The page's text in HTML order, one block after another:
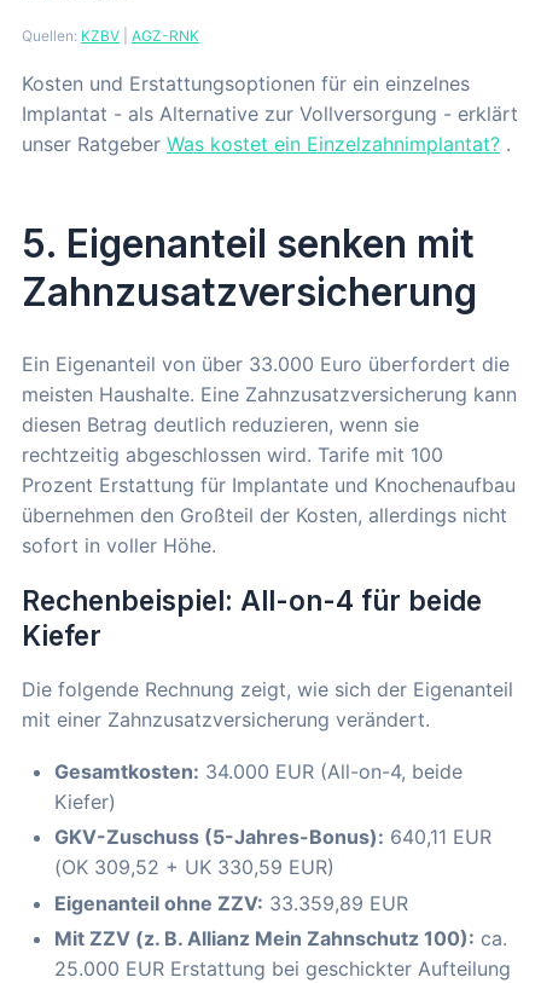
Quellen: KZBV AGZ-RNK
Kosten und Erstattungsoptionen für ein einzelnes
Implantat - als Alternative zur Vollversorgung - erklärt
unser Ratgeber Was kostet ein Einzelzahnimplantat? .
5. Eigenanteil senken mit
Zahnzusatzversicherung
Ein Eigenanteil von über 33.000 Euro überfordert die
meisten Haushalte. Eine Zahnzusatzversicherung kann
diesen Betrag deutlich reduzieren, wenn sie
rechtzeitig abgeschlossen wird. Tarife mit 100
Prozent Erstattung für Implantate und Knochenaufbau
übernehmen den Großteil der Kosten, allerdings nicht
sofort in voller Höhe.
Rechenbeispiel: All-on-4 für beide
Kiefer
Die folgende Rechnung zeigt, wie sich der Eigenanteil
mit einer Zahnzusatzversicherung verändert.
Gesamtkosten: 34.000 EUR (All-on-4, beide
Kiefer)
GKV-Zuschuss (5-Jahres-Bonus): 640,11 EUR
(OK 309,52 + UK 330,59 EUR)
Eigenanteil ohne ZZV: 33.359,89 EUR
Mit ZZV (z. B. Allianz Mein Zahnschutz 100): ca.
25.000 EUR Erstattung bei geschickter Aufteilung